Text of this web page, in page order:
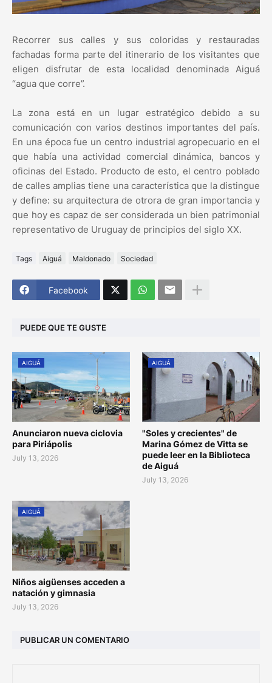
Recorrer sus calles y sus coloridas y restauradas
fachadas forma parte del itinerario de los visitantes que
eligen disfrutar de esta localidad denominada Aiguá
“agua que corre”.
La zona está en un lugar estratégico debido a su
comunicación con varios destinos importantes del país.
En una época fue un centro industrial agropecuario en el
que había una actividad comercial dinámica, bancos y
oficinas del Estado. Producto de esto, el centro poblado
de calles amplias tiene una característica que la distingue
y define: su arquitectura de otrora de gran importancia y
que hoy es capaz de ser considerada un bien patrimonial
representativo de Uruguay de principios del siglo XX.
Tags Aiguá Maldonado Sociedad
Facebook
PUEDE QUE TE GUSTE
AIGUÁ
Anunciaron nueva ciclovia
para Piriápolis
July 13, 2026
AIGUÁ
"Soles y crecientes" de
Marina Gómez de Vitta se
puede leer en la Biblioteca
de Aiguá
July 13, 2026
AIGUÁ
Niños aigüenses acceden a
natación y gimnasia
July 13, 2026
PUBLICAR UN COMENTARIO